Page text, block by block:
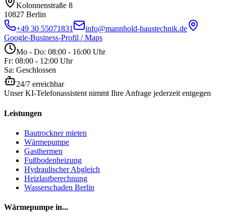
Kolonnenstraße 8
10827 Berlin
+49 30 55071831
info@mannhold-haustechnik.de
Google-Business-Profil / Maps
Mo - Do: 08:00 - 16:00 Uhr
Fr: 08:00 - 12:00 Uhr
Sa: Geschlossen
24/7 erreichbar
Unser KI-Telefonassistent nimmt Ihre Anfrage jederzeit entgegen
Leistungen
Bautrockner mieten
Wärmepumpe
Gasthermen
Fußbodenheizung
Hydraulischer Abgleich
Heizlastberechnung
Wasserschaden Berlin
Wärmepumpe in...